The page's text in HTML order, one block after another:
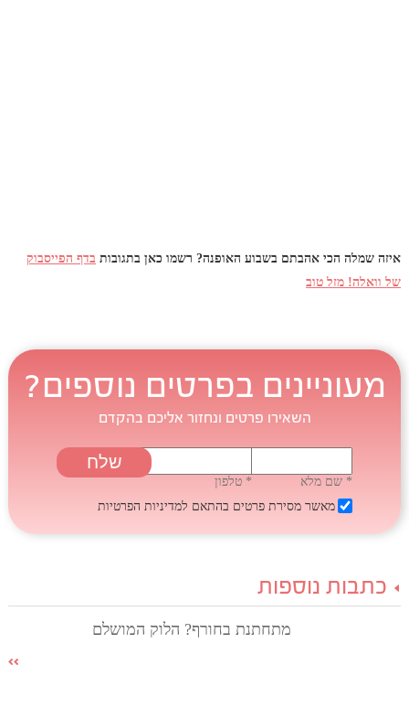
איזה שמלה הכי אהבתם בשבוע האופנה? רשמו כאן בתגובות בדף הפייסבוק
של וואלה! מזל טוב
מעוניינים בפרטים נוספים?
השאירו פרטים ונחזור אליכם בהקדם
* שם מלא
* טלפון
מאשר מסירת פרטים בהתאם למדיניות הפרטיות
כתבות נוספות
מתחתנת בחורף? הלוק המושלם